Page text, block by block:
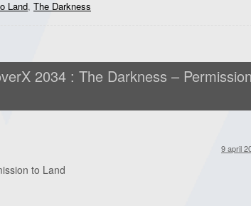
Land, The Darkness
2034 : The Darkness –
9 april
to Land